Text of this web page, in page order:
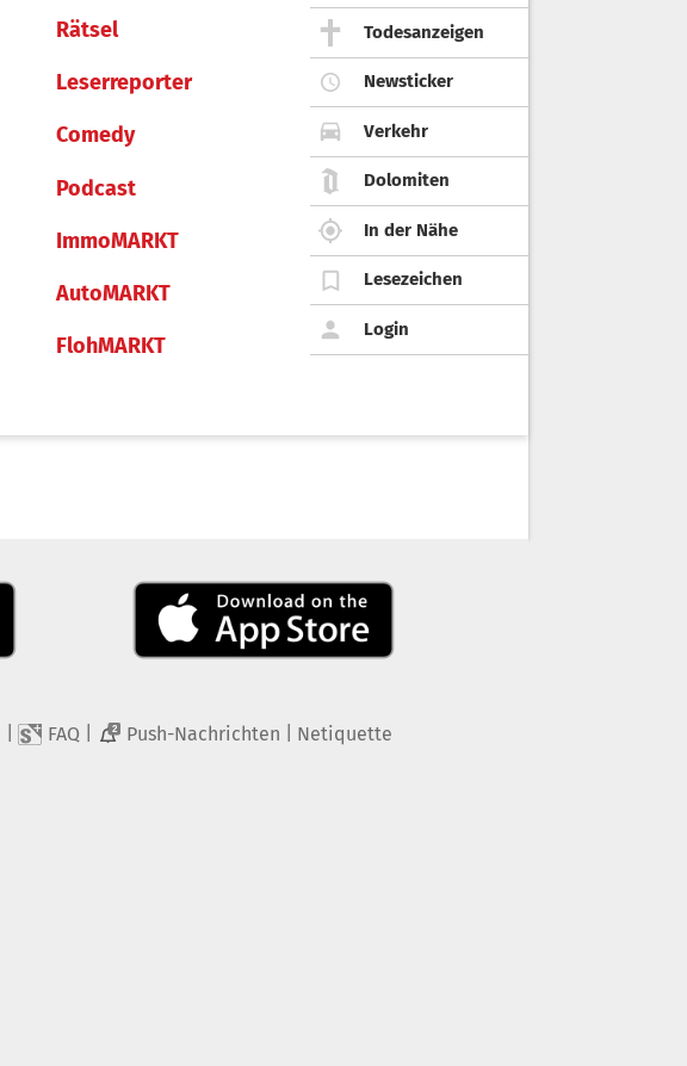
Rätsel
Leserreporter
Comedy
Podcast
ImmoMARKT
AutoMARKT
FlohMARKT
Todesanzeigen
Newsticker
Verkehr
Dolomiten
In der Nähe
Lesezeichen
Login
FAQ 2 Push-Nachrichten Netiquette